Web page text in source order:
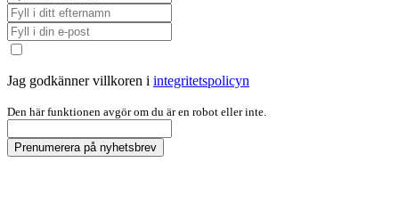
Jag godkänner villkoren i integritetspolicyn
Den här funktionen avgör om du är en robot eller inte.